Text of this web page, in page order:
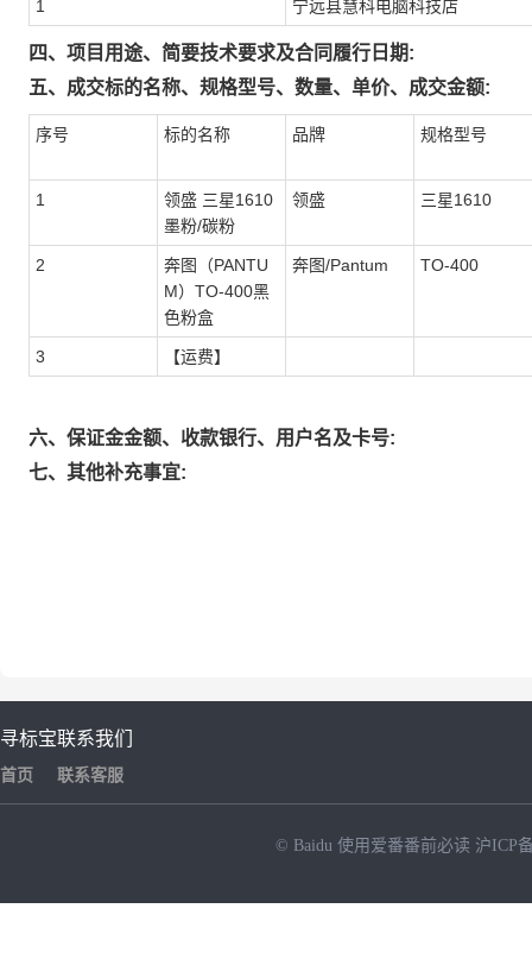
1 宁远县慧科电脑科技店
四、项目用途、简要技术要求及合同履行日期:
五、成交标的名称、规格型号、数量、单价、成交金额:
序号 标的名称 品牌 规格型号
1
领盛 三星1610
墨粉/碳粉
领盛 三星1610
2
奔图（PANTU
M）TO-400黑
色粉盒
奔图/Pantum TO-400
3 【运费】
六、保证金金额、收款银行、用户名及卡号:
七、其他补充事宜:
寻标宝
首页
联系我们
联系客服
© Baidu 使用爱番番前必读 沪ICP